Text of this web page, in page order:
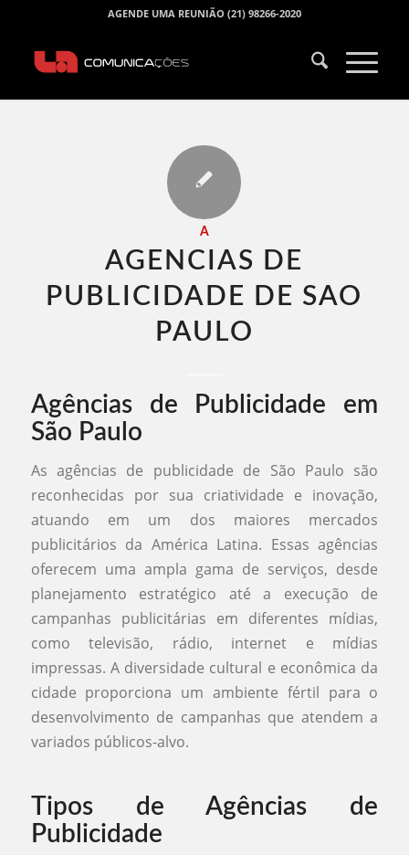
AGENDE UMA REUNIÃO (21) 98266-2020
A
AGENCIAS DE
PUBLICIDADE DE SAO
PAULO​
Agências de Publicidade em
São Paulo
As agências de publicidade de São Paulo são
reconhecidas por sua criatividade e inovação,
atuando em um dos maiores mercados
publicitários da América Latina. Essas agências
oferecem uma ampla gama de serviços, desde
planejamento estratégico até a execução de
campanhas publicitárias em diferentes mídias,
como televisão, rádio, internet e mídias
impressas. A diversidade cultural e econômica da
cidade proporciona um ambiente fértil para o
desenvolvimento de campanhas que atendem a
variados públicos-alvo.
Tipos de Agências de
Publicidade